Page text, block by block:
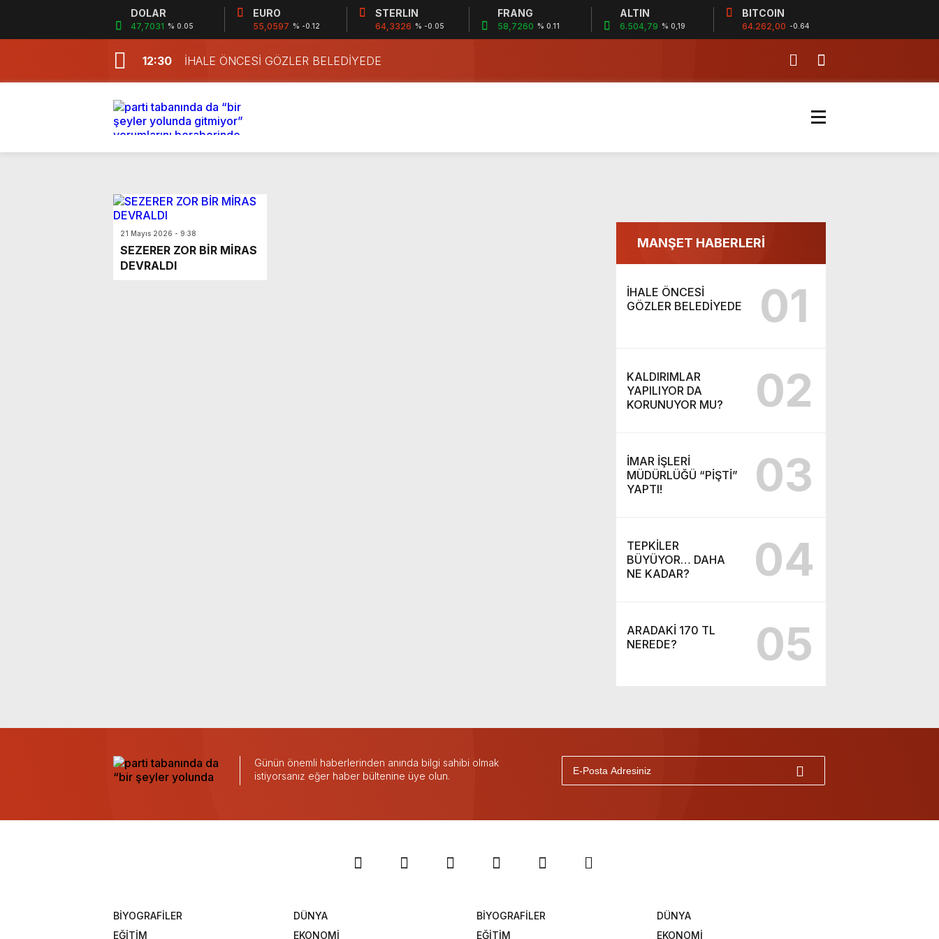
DOLAR
47,7031 % 0.05
EURO
55,0597 % -0.12
STERLIN
64,3326 % -0.05
FRANG
58,7260 % 0.11
ALTIN
6.504,79 % 0,19
BITCOIN
64.262,00 -0.64
12:30 İHALE ÖNCESİ GÖZLER BELEDİYEDE KALDIRIMLAR
21 Mayıs 2026 - 9:38
SEZERER ZOR BİR MİRAS
DEVRALDI
MANŞET HABERLERİ
İHALE ÖNCESİ
GÖZLER BELEDİYEDE
01
KALDIRIMLAR
YAPILIYOR DA
KORUNUYOR MU?
02
İMAR İŞLERİ
MÜDÜRLÜĞÜ “PİŞTİ”
YAPTI!
03
TEPKİLER
BÜYÜYOR… DAHA
NE KADAR?
04
ARADAKİ 170 TL
NEREDE?
05
Günün önemli haberlerinden anında bilgi sahibi olmak
istiyorsanız eğer haber bültenine üye olun.
BİYOGRAFİLER
DÜNYA
EĞİTİM
EKONOMİ
BİYOGRAFİLER
DÜNYA
EĞİTİM
EKONOMİ